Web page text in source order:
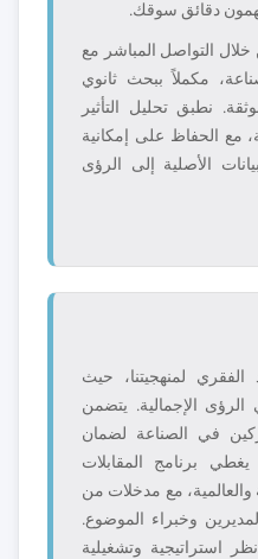
دقائق سوقك.
خلال التواصل المباشر مع
مكملاً ببحث ثانوي
نطبق تحليل التأثير
مع الحفاظ على إمكانية
الأصلية إلى الرؤى
لمنهجيتنا، حيث
في الرؤى الإجمالية. يتضمن
في الصناعة لضمان
برنامج المقابلات
والعالمية، مع مدخلات من
وخبراء الموضوع.
استراتيجية وتشغيلية